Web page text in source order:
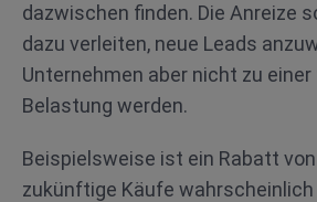
dazwischen finden. Die Anreize
dazu verleiten, neue Leads
Unternehmen aber nicht zu
Belastung werden.
Beispielsweise ist ein Rabatt
zukünftige Käufe